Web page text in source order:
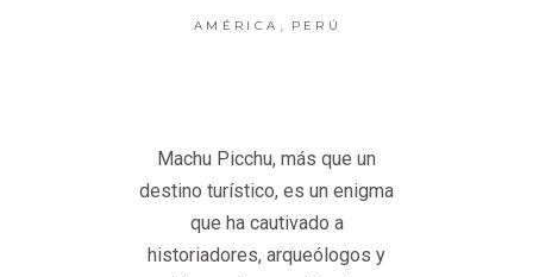
AMÉRICA PERÚ
Machu Picchu, más que un
destino turístico, es un enigma
que ha cautivado a
historiadores, arqueólogos y